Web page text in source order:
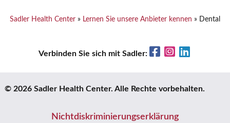
Sadler Health Center» Lernen Sie unsere Anbieter kennen » Dental
Verbinden Sie sich mit Sadler: FacebookInstagram
© 2026 Sadler Health Center. Alle Rechte vorbehalten.
Nichtdiskriminierungserklärung